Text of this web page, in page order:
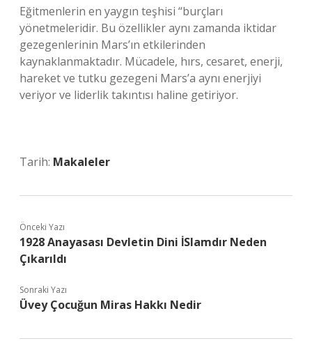
Eğitmenlerin en yaygın teşhisi “burçları
yönetmeleridir. Bu özellikler aynı zamanda iktidar
gezegenlerinin Mars’ın etkilerinden
kaynaklanmaktadır. Mücadele, hırs, cesaret, enerji,
hareket ve tutku gezegeni Mars’a aynı enerjiyi
veriyor ve liderlik takıntısı haline getiriyor.
Tarih: Makaleler
Önceki Yazı
1928 Anayasası Devletin Dini İSlamdır Neden
Çıkarıldı
Sonraki Yazı
Üvey Çocuğun Miras Hakkı Nedir